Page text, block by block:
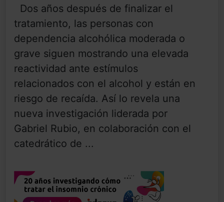
Dos años después de finalizar el
tratamiento, las personas con
dependencia alcohólica moderada o
grave siguen mostrando una elevada
reactividad ante estímulos
relacionados con el alcohol y están en
riesgo de recaída. Así lo revela una
nueva investigación liderada por
Gabriel Rubio, en colaboración con el
catedrático de ...